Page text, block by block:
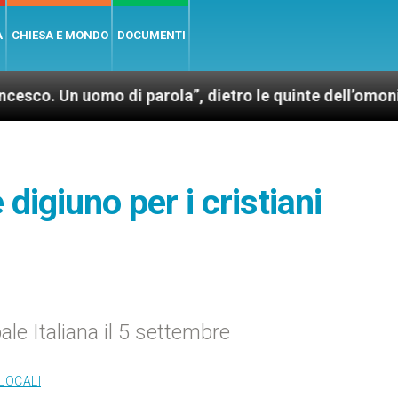
CHIESA E MONDO DOCUMENTI
uomo di parola”, dietro le quinte dell’omonimo film di
digiuno per i cristiani
Italiana il 5 settembre